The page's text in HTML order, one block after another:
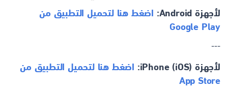
لأجهزة Android:
اضغط هنا لتحميل التطبيق من
Google Play
---
لأجهزة iPhone (iOS):
اضغط هنا لتحميل التطبيق من
App Store